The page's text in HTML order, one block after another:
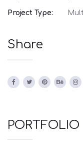
Project Type:
Share
PORTFOLIO